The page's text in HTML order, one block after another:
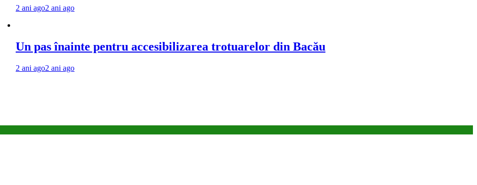
2 ani ago
pas înainte pentru accesibilizarea trotuarelor din Bacău
2 ani ago